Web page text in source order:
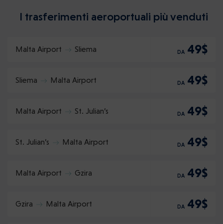
I trasferimenti aeroportuali più venduti
Malta Airport Sliema DA 49$
Sliema Malta Airport DA 49$
Malta Airport St. Julian’s DA 49$
St. Julian’s Malta Airport DA 49$
Malta Airport Gzira DA 49$
Gzira Malta Airport DA 49$